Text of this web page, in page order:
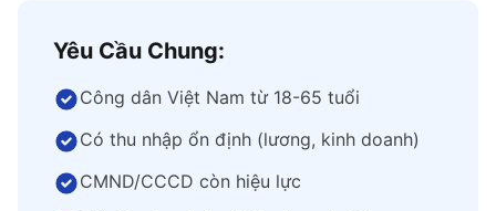
Yêu Cầu Chung:
Công dân Việt Nam từ 18-65 tuổi
Có thu nhập ổn định (lương, kinh doanh)
CMND/CCCD còn hiệu lực